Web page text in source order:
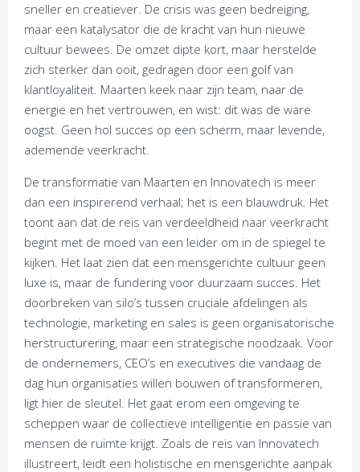
sneller en creatiever. De crisis was geen bedreiging,
maar een katalysator die de kracht van hun nieuwe
cultuur bewees. De omzet dipte kort, maar herstelde
zich sterker dan ooit, gedragen door een golf van
klantloyaliteit. Maarten keek naar zijn team, naar de
energie en het vertrouwen, en wist: dit was de ware
oogst. Geen hol succes op een scherm, maar levende,
ademende veerkracht.
De transformatie van Maarten en Innovatech is meer
dan een inspirerend verhaal; het is een blauwdruk. Het
toont aan dat de reis van verdeeldheid naar veerkracht
begint met de moed van een leider om in de spiegel te
kijken. Het laat zien dat een mensgerichte cultuur geen
luxe is, maar de fundering voor duurzaam succes. Het
doorbreken van silo’s tussen cruciale afdelingen als
technologie, marketing en sales is geen organisatorische
herstructurering, maar een strategische noodzaak. Voor
de ondernemers, CEO’s en executives die vandaag de
dag hun organisaties willen bouwen of transformeren,
ligt hier de sleutel. Het gaat erom een omgeving te
scheppen waar de collectieve intelligentie en passie van
mensen de ruimte krijgt. Zoals de reis van Innovatech
illustreert, leidt een holistische en mensgerichte aanpak